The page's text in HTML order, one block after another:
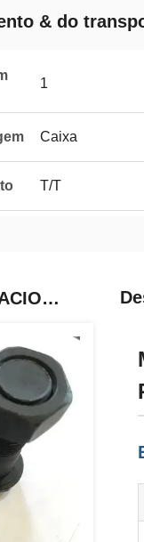
& do
1
Caixa
T/T
PRODUTOS RELACIONADOS